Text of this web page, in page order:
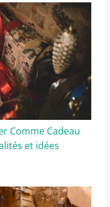
Comme Cadeau
et idées